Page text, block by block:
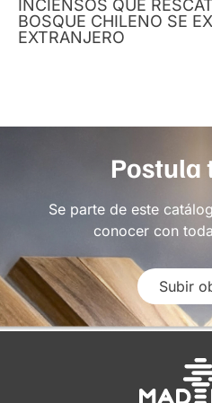
INCIENSOS QUE
BOSQUE CHILENO SE
EXTRANJERO
Postula
Se parte de este
conocer con
Subir